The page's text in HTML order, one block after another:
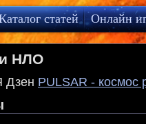
статей Онлайн
НЛО
Дзен PULSAR - космос